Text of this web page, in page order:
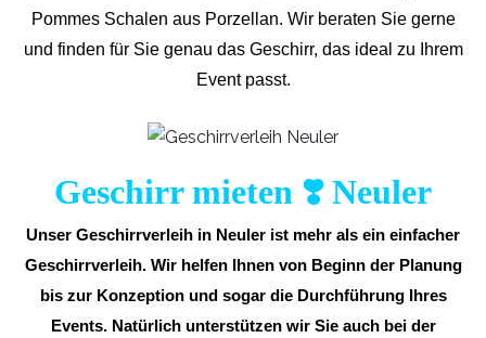
Pommes Schalen aus Porzellan. Wir beraten Sie gerne
und finden für Sie genau das Geschirr, das ideal zu Ihrem
Event passt.
Geschirr mieten ❣️ Neuler
Unser Geschirrverleih in Neuler ist mehr als ein einfacher
Geschirrverleih. Wir helfen Ihnen von Beginn der Planung
bis zur Konzeption und sogar die Durchführung Ihres
Events. Natürlich unterstützen wir Sie auch bei der